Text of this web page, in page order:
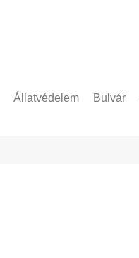
Állatvédelem Bulvár